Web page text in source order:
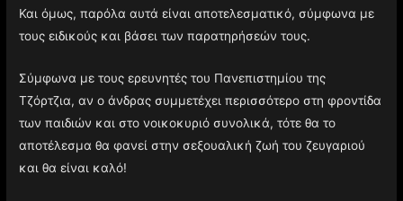
Και όμως, παρόλα αυτά είναι αποτελεσματικό, σύμφωνα με
τους ειδικούς και βάσει των παρατηρήσεών τους.
Σύμφωνα με τους ερευνητές του Πανεπιστημίου της
Τζόρτζια, αν ο άνδρας συμμετέχει περισσότερο στη φροντίδα
των παιδιών και στο νοικοκυριό συνολικά, τότε θα το
αποτέλεσμα θα φανεί στην σεξουαλική ζωή του ζευγαριού
και θα είναι καλό!